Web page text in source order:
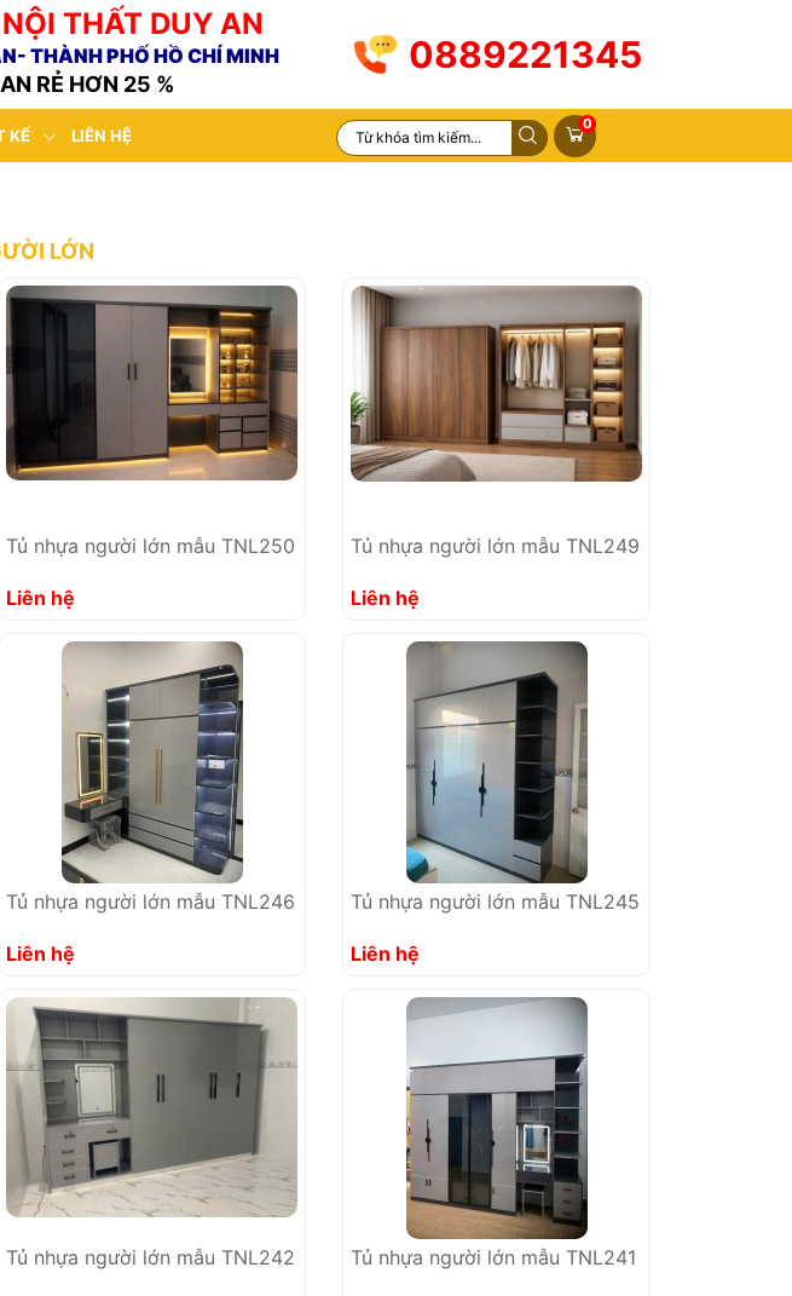
THẤT DUY AN
THÀNH PHỐ HỒ CHÍ MINH
RẺ HƠN 25 %
0889221345
KẾ LIÊN HỆ
0
LỚN
Tủ nhựa người lớn mẫu TNL250
Liên hệ
Tủ nhựa người lớn mẫu TNL249
Liên hệ
Tủ nhựa người lớn mẫu TNL246
Liên hệ
Tủ nhựa người lớn mẫu TNL245
Liên hệ
Tủ nhựa người lớn mẫu TNL242 Tủ nhựa người lớn mẫu TNL241